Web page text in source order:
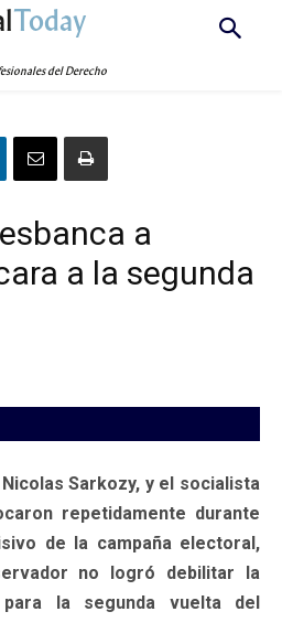
Today
del Derecho
a
a la segunda
Sarkozy, y el socialista
repetidamente durante
de la campaña electoral,
no logró debilitar la
la segunda vuelta del